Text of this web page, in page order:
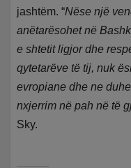
jashtëm. “Nëse një
anëtarësohet në
e shtetit ligjor dhe
qytetarëve të tij, nuk
evropiane dhe ne
nxjerrim në pah në të
Sky.